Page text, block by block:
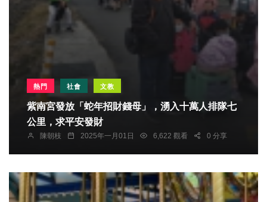
熱門 社會 文教
紫南宮發放「蛇年招財錢母」，湧入十萬人排隊七
公里，求平安發財
陳朝枝 2025年一月01日 6,622 觀看 0 分享